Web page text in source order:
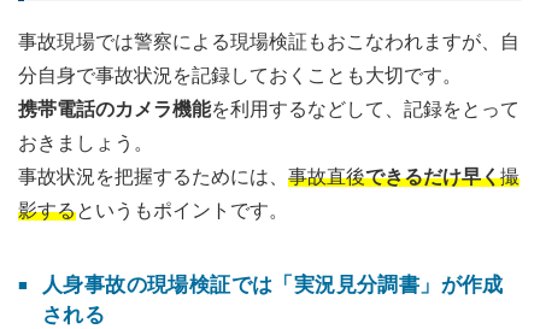
事故現場では警察による現場検証もおこなわれますが、自
分自身で事故状況を記録しておくことも大切です。
携帯電話のカメラ機能を利用するなどして、記録をとって
おきましょう。
事故状況を把握するためには、 事故直後できるだけ早く撮
影するというもポイントです。
人身事故の現場検証では「実況見分調書」が作成
される